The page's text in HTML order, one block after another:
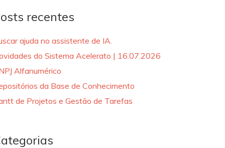
recentes
ajuda no assistente de IA.
do Sistema Acelerato | 16.07.2026
Alfanumérico
da Base de Conhecimento
de Projetos e Gestão de Tarefas